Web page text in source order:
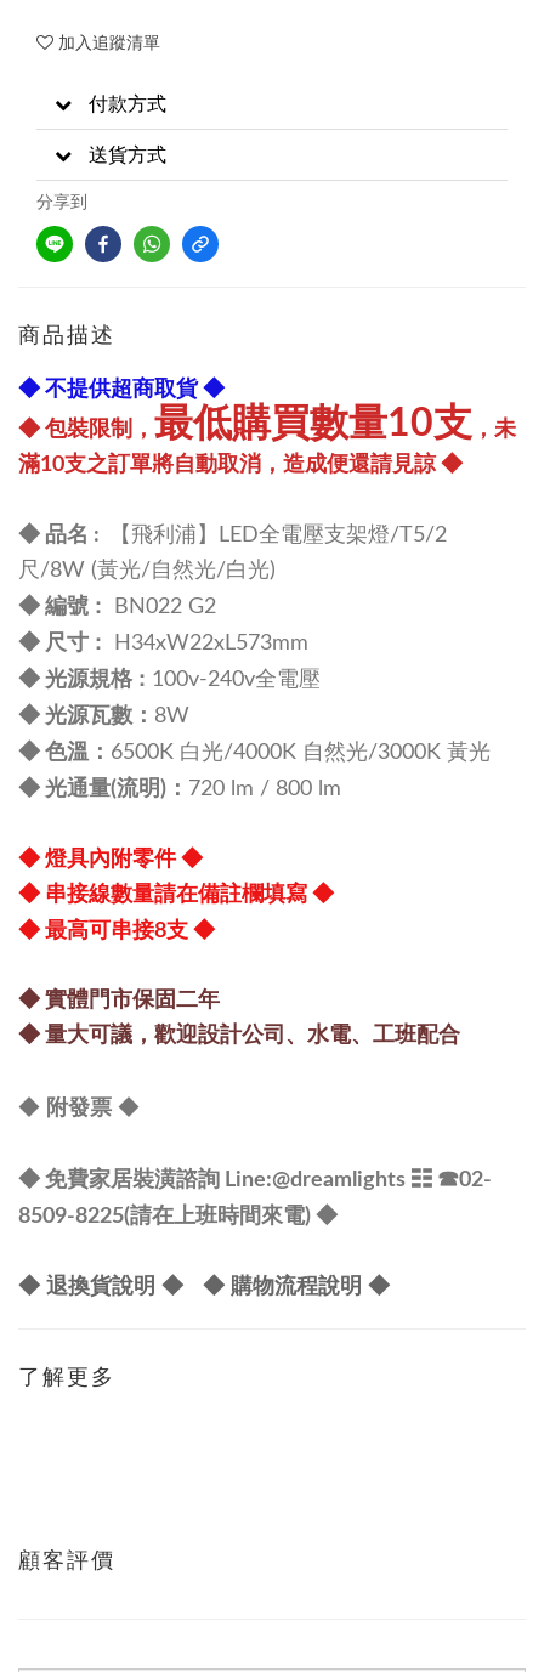
加入追蹤清單
付款方式
送貨方式
分享到
商品描述
◆ 不提供超商取貨 ◆
◆ 包裝限制， 最低購買數量10支 ，未
滿10支之訂單將自動取消，造成便還請見諒 ◆
◆ 品名 :
【飛利浦】LED全電壓支架燈/T5/2
尺/8W (黃光/自然光/白光)
◆ 編號 :
BN022 G2
◆ 尺寸 :
H34xW22xL573mm
◆ 光源規格 : 100v-240v全電壓
◆ 光源瓦數 ： 8W
◆ 色溫 ： 6500K 白光/4000K 自然光/3000K 黃光
◆ 光通量(流明) ： 720 lm / 800 lm
◆ 燈具內附零件◆
◆串接線數量請在備註欄填寫 ◆
◆最高可串接8支 ◆
◆ 實體門市保固二年
◆ 量大可議， 歡迎設計公司、水電、工班配合
◆ 附發票◆
◆ 免費家居裝潢諮詢 Line:@dreamlights ☷ ☎02-
8509-8225(請在上班時間來電) ◆
◆ 退換貨說明 ◆ ◆ 購物流程說明 ◆
了解更多
顧客評價